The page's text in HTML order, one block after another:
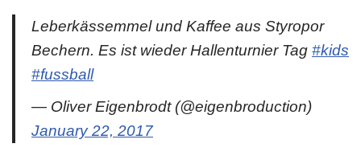
Leberkässemmel und Kaffee aus Styropor
Bechern. Es ist wieder Hallenturnier Tag #kids
#fussball
— Oliver Eigenbrodt (@eigenbroduction)
January 22, 2017